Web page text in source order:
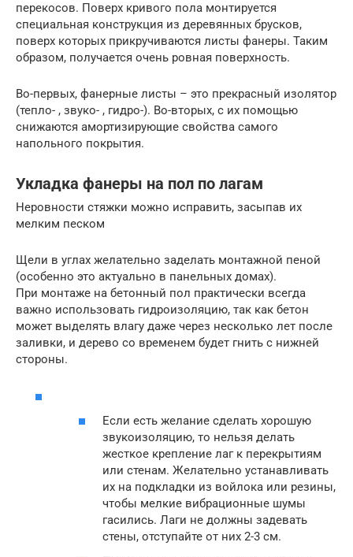
перекосов. Поверх кривого пола монтируется
специальная конструкция из деревянных брусков,
поверх которых прикручиваются листы фанеры. Таким
образом, получается очень ровная поверхность.
Во-первых, фанерные листы – это прекрасный изолятор
(тепло- , звуко- , гидро-). Во-вторых, с их помощью
снижаются амортизирующие свойства самого
напольного покрытия.
Укладка фанеры на пол по лагам
Неровности стяжки можно исправить, засыпав их
мелким песком
Щели в углах желательно заделать монтажной пеной
(особенно это актуально в панельных домах).
При монтаже на бетонный пол практически всегда
важно использовать гидроизоляцию, так как бетон
может выделять влагу даже через несколько лет после
заливки, и дерево со временем будет гнить с нижней
стороны.
Если есть желание сделать хорошую
звукоизоляцию, то нельзя делать
жесткое крепление лаг к перекрытиям
или стенам. Желательно устанавливать
их на подкладки из войлока или резины,
чтобы мелкие вибрационные шумы
гасились. Лаги не должны задевать
стены, отступайте от них 2-3 см.